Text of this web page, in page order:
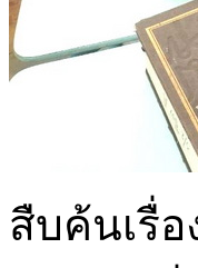
สืบค้นเรื่